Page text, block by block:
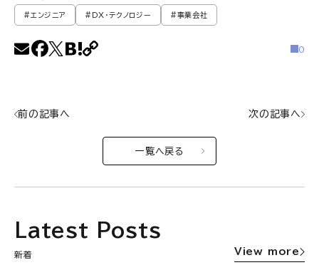
#エンジニア #DX・テクノロジー #事業会社
0
前の記事へ
一覧へ戻る
次の記事へ
Latest Posts
新着 View more